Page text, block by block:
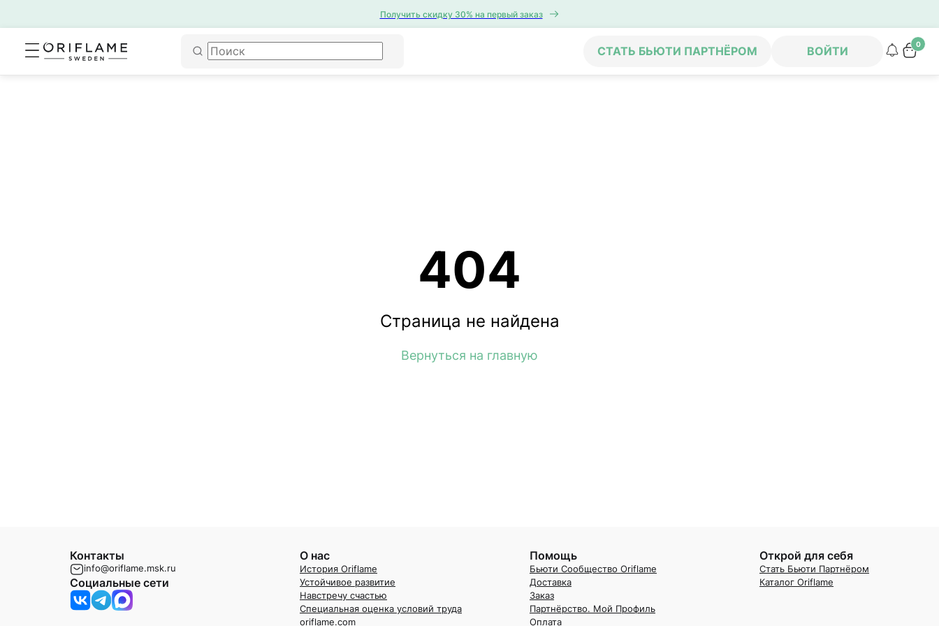
Получить скидку 30% на первый заказ
СТАТЬ БЬЮТИ ПАРТНЁРОМ ВОЙТИ 0
404
Страница не найдена
Вернуться на главную
Контакты
info@oriflame.msk.ru
Социальные сети
О нас
История Oriflame
Устойчивое развитие
Навстречу счастью
Специальная оценка условий труда
oriflame.com
Помощь
Бьюти Сообщество Oriflame
Доставка
Заказ
Партнёрство. Мой Профиль
Оплата
Открой для себя
Стать Бьюти Партнёром
Каталог Oriflame